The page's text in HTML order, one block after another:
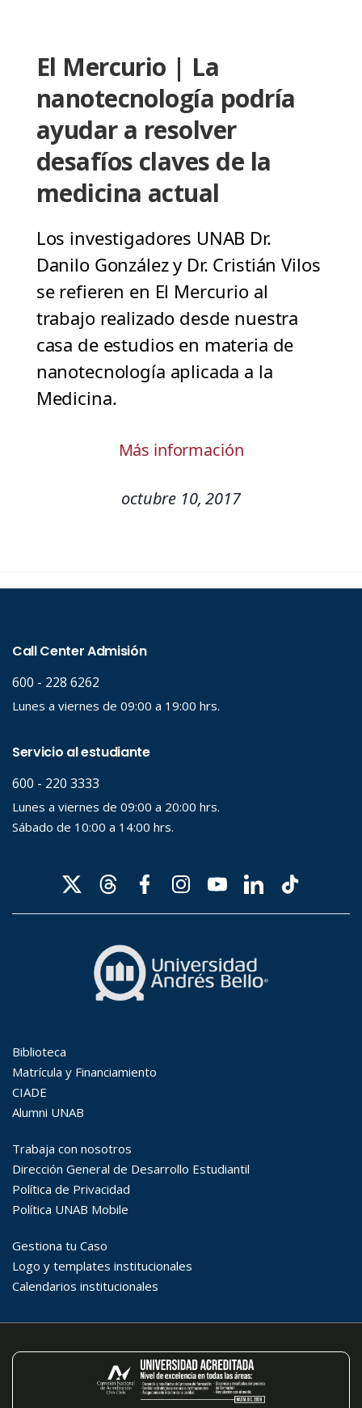
El Mercurio | La
nanotecnología podría
ayudar a resolver
desafíos claves de la
medicina actual
Los investigadores UNAB Dr.
Danilo González y Dr. Cristián Vilos
se refieren en El Mercurio al
trabajo realizado desde nuestra
casa de estudios en materia de
nanotecnología aplicada a la
Medicina.
Más información
octubre 10, 2017